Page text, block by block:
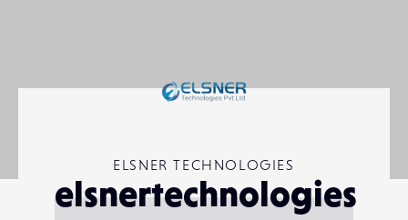
ELSNER TECHNOLOGIES
elsnertechnologies